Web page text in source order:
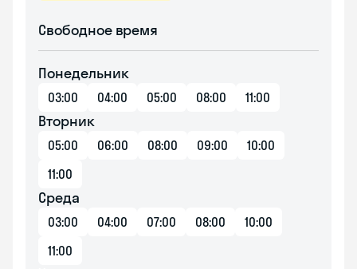
Свободное время
Понедельник
03:00 04:00 05:00 08:00 11:00
Вторник
05:00 06:00 08:00 09:00
10:00
11:00
Среда
03:00 04:00 07:00 08:00
10:00
11:00